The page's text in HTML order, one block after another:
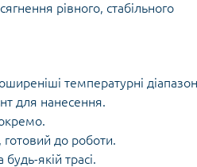
рівного, стабільного
температурні
для нанесення.
до роботи.
якій трасі.